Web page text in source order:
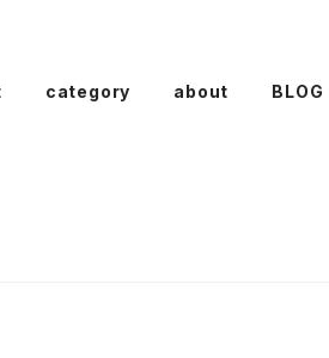
category about BLOG